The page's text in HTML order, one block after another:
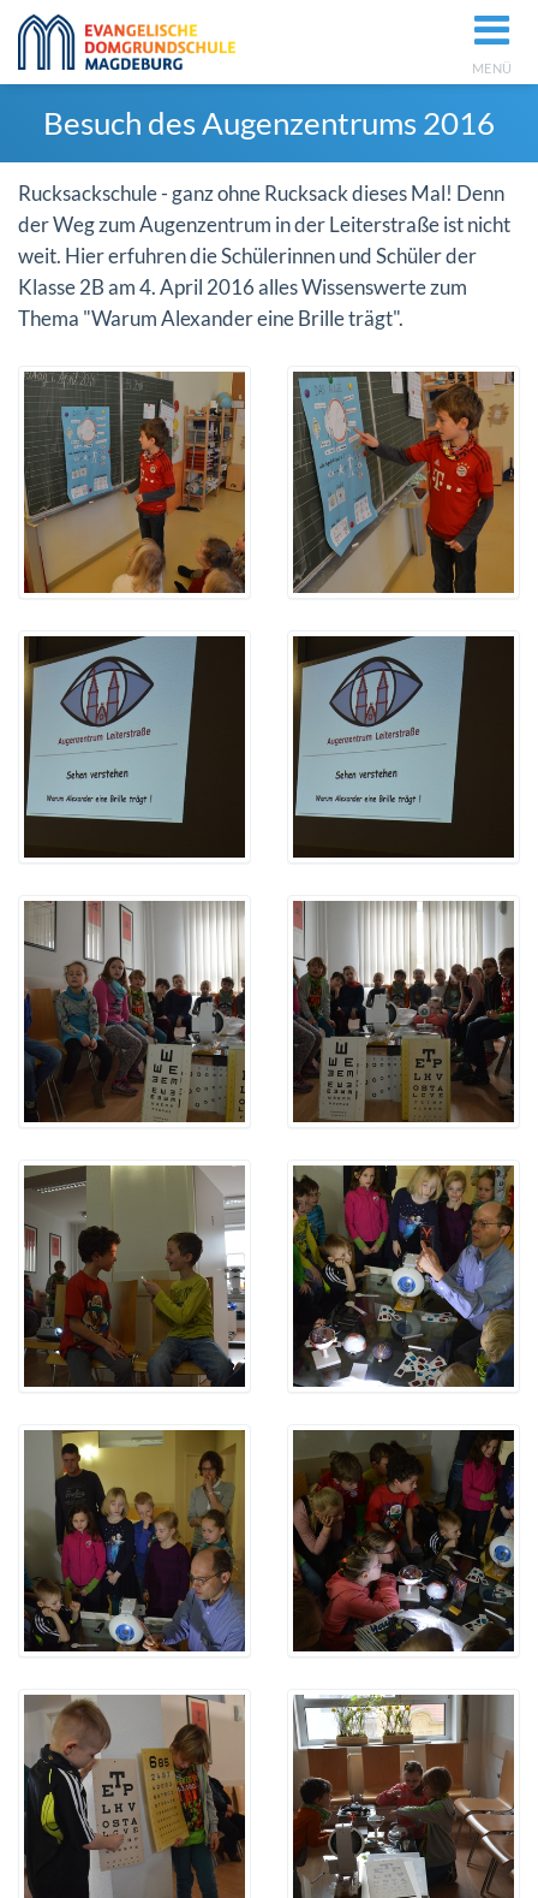
MENÜ
Besuch des Augenzentrums 2016
Rucksackschule - ganz ohne Rucksack dieses Mal! Denn
der Weg zum Augenzentrum in der Leiterstraße ist nicht
weit. Hier erfuhren die Schülerinnen und Schüler der
Klasse 2B am 4. April 2016 alles Wissenswerte zum
Thema "Warum Alexander eine Brille trägt".